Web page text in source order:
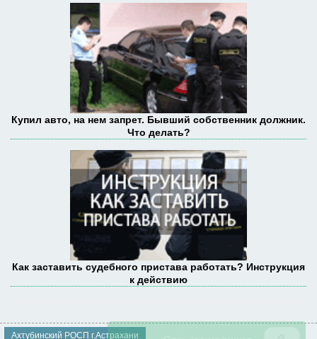
Купил авто, на нем запрет. Бывший собственник должник.
Что делать?
Как заставить судебного пристава работать? Инструкция
к действию
Ахтубинский РОСП г.Астрахани